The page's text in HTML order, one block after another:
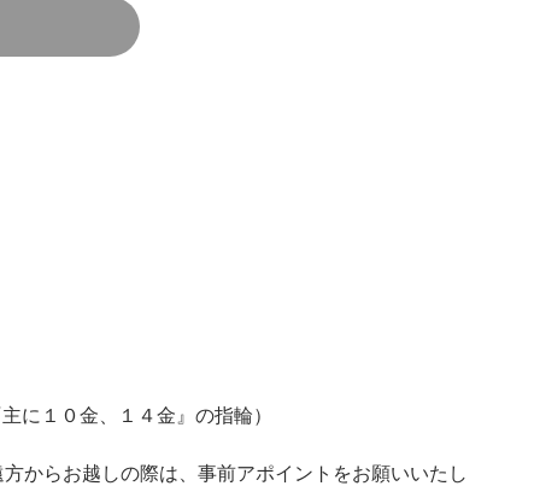
に１０金、１４金』の指輪）
らお越しの際は、事前アポイントをお願いいたし